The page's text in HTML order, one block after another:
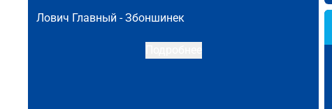
Лович Главный -Збоншинек